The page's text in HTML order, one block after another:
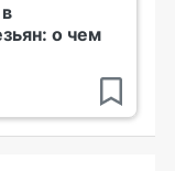
о чем